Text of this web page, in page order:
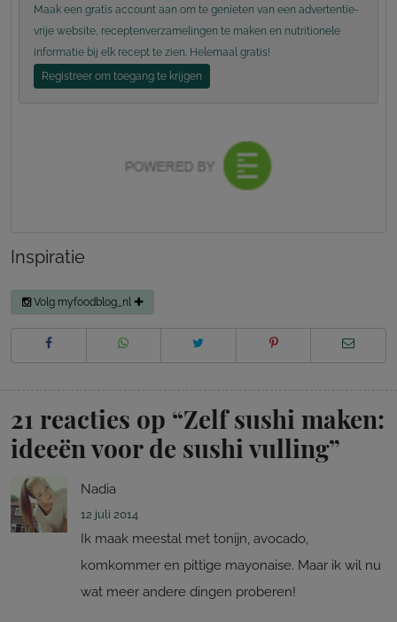
Maak een gratis account aan om te genieten van een advertentie-
vrije website, receptenverzamelingen te maken en nutritionele
informatie bij elk recept te zien. Helemaal gratis!
Registreer om toegang te krijgen
Inspiratie
Volg myfoodblog_nl
21 reacties op “Zelf sushi maken:
ideeën voor de sushi vulling”
Nadia
12 juli 2014
Ik maak meestal met tonijn, avocado,
komkommer en pittige mayonaise. Maar ik wil nu
wat meer andere dingen proberen!